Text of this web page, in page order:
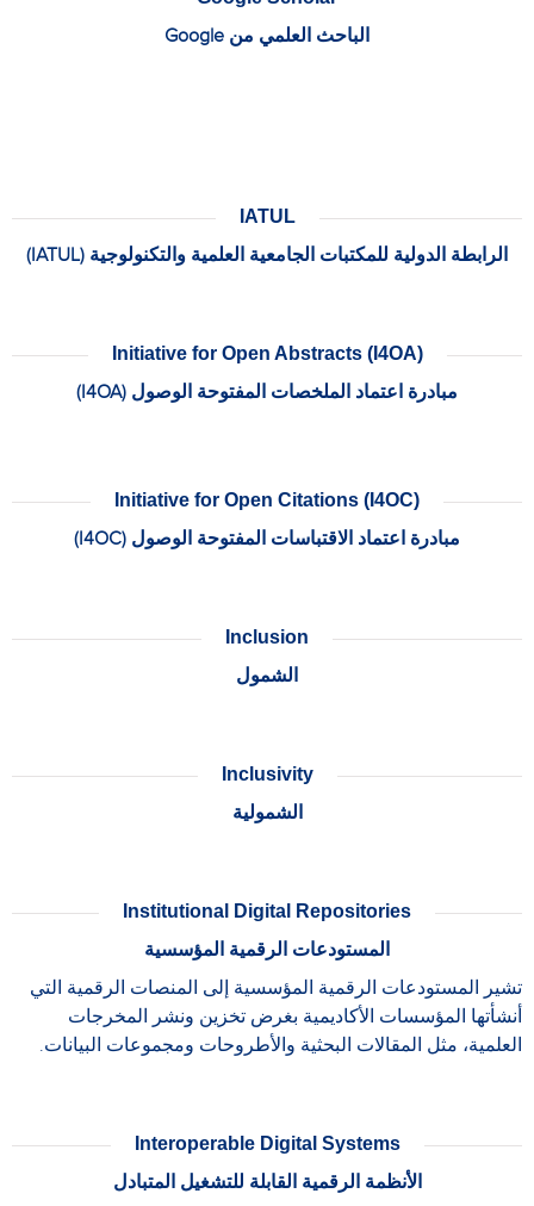
الباحث العلمي من Google
IATUL
الرابطة الدولية للمكتبات الجامعية العلمية والتكنولوجية (IATUL)
Initiative for Open Abstracts (I4OA)
مبادرة اعتماد الملخصات المفتوحة الوصول (I4OA)
Initiative for Open Citations (I4OC)
مبادرة اعتماد الاقتباسات المفتوحة الوصول (I4OC)
Inclusion
الشمول
Inclusivity
الشمولية
Institutional Digital Repositories
المستودعات الرقمية المؤسسية
تشير المستودعات الرقمية المؤسسية إلى المنصات الرقمية التي
أنشأتها المؤسسات الأكاديمية بغرض تخزين ونشر المخرجات
العلمية، مثل المقالات البحثية والأطروحات ومجموعات البيانات.
Interoperable Digital Systems
الأنظمة الرقمية القابلة للتشغيل المتبادل